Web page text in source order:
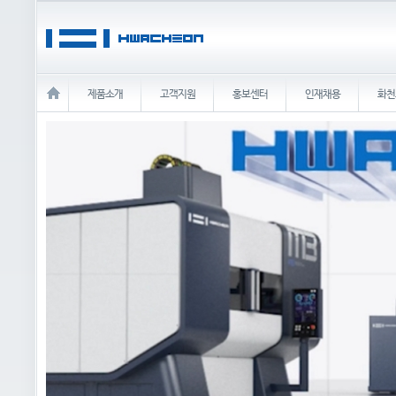
제품소개 고객지원 홍보센터 인재채용 화